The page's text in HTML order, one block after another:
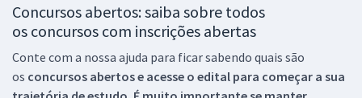
Concursos abertos: saiba sobre todos
os concursos com inscrições abertas
Conte com a nossa ajuda para ficar sabendo quais são
os concursos abertos e acesse o edital para começar a sua